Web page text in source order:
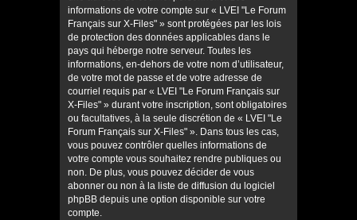
informations de votre compte sur « LVEI "Le Forum
Français sur X-Files" » sont protégées par les lois
de protection des données applicables dans le
pays qui héberge notre serveur. Toutes les
informations, en-dehors de votre nom d’utilisateur,
de votre mot de passe et de votre adresse de
courriel requis par « LVEI "Le Forum Français sur
X-Files" » durant votre inscription, sont obligatoires
ou facultatives, à la seule discrétion de « LVEI "Le
Forum Français sur X-Files" ». Dans tous les cas,
vous pouvez contrôler quelles informations de
votre compte vous souhaitez rendre publiques ou
non. De plus, vous pouvez décider de vous
abonner ou non à la liste de diffusion du logiciel
phpBB depuis une option disponible sur votre
compte.